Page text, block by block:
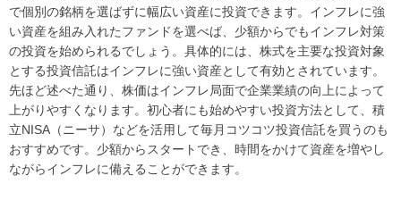
で個別の銘柄を選ばずに幅広い資産に投資できます。インフレに強
い資産を組み入れたファンドを選べば、少額からでもインフレ対策
の投資を始められるでしょう。具体的には、株式を主要な投資対象
とする投資信託はインフレに強い資産として有効とされています。
先ほど述べた通り、株価はインフレ局面で企業業績の向上によって
上がりやすくなります。初心者にも始めやすい投資方法として、積
立NISA（ニーサ）などを活用して毎月コツコツ投資信託を買うのも
おすすめです。少額からスタートでき、時間をかけて資産を増やし
ながらインフレに備えることができます。